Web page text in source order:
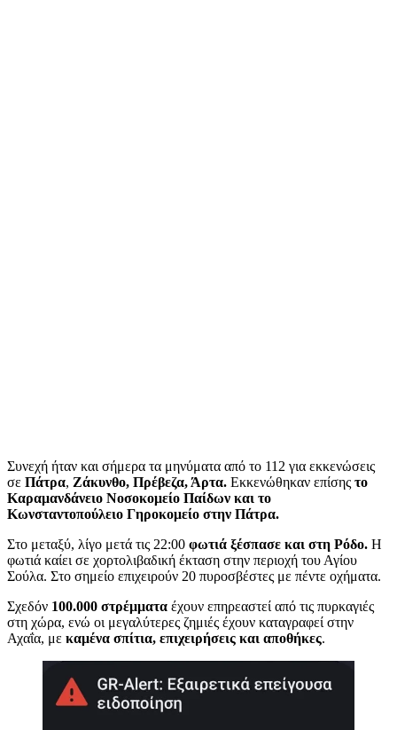
Συνεχή ήταν και σήμερα τα μηνύματα από το 112 για εκκενώσεις
σε Πάτρα, Ζάκυνθο, Πρέβεζα, Άρτα. Εκκενώθηκαν επίσης το
Καραμανδάνειο Νοσοκομείο Παίδων και το
Κωνσταντοπούλειο Γηροκομείο στην Πάτρα.
Στο μεταξύ, λίγο μετά τις 22:00 φωτιά ξέσπασε και στη Ρόδο. Η
φωτιά καίει σε χορτολιβαδική έκταση στην περιοχή του Αγίου
Σούλα. Στο σημείο επιχειρούν 20 πυροσβέστες με πέντε οχήματα.
Σχεδόν 100.000 στρέμματα έχουν επηρεαστεί από τις πυρκαγιές
στη χώρα, ενώ οι μεγαλύτερες ζημιές έχουν καταγραφεί στην
Αχαΐα, με καμένα σπίτια, επιχειρήσεις και αποθήκες.